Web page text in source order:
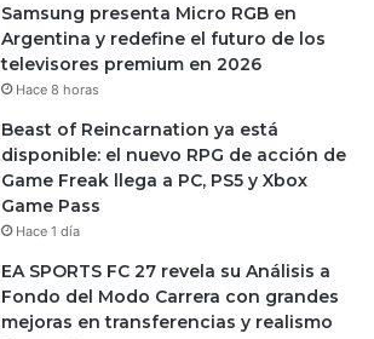
Samsung presenta Micro RGB en
Argentina y redefine el futuro de los
televisores premium en 2026
Hace 8 horas
Beast of Reincarnation ya está
disponible: el nuevo RPG de acción de
Game Freak llega a PC, PS5 y Xbox
Game Pass
Hace 1 día
EA SPORTS FC 27 revela su Análisis a
Fondo del Modo Carrera con grandes
mejoras en transferencias y realismo